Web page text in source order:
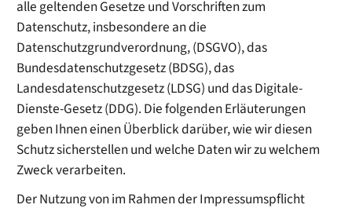
alle geltenden Gesetze und Vorschriften zum
Datenschutz, insbesondere an die
Datenschutzgrundverordnung, (DSGVO), das
Bundesdatenschutzgesetz (BDSG), das
Landesdatenschutzgesetz (LDSG) und das Digitale-
Dienste-Gesetz (DDG). Die folgenden Erläuterungen
geben Ihnen einen Überblick darüber, wie wir diesen
Schutz sicherstellen und welche Daten wir zu welchem
Zweck verarbeiten.
Der Nutzung von im Rahmen der Impressumspflicht